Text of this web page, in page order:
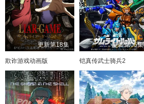
更新第18集
欺诈游戏动画版
更新第05集
铠真传武士骑兵2